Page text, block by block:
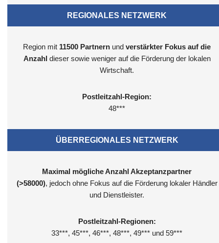
REGIONALES NETZWERK
Region mit 11500 Partnern und verstärkter Fokus auf die
Anzahl dieser sowie weniger auf die Förderung der lokalen
Wirtschaft.
Postleitzahl-Region:
48***
ÜBERREGIONALES NETZWERK
Maximal mögliche Anzahl Akzeptanzpartner
(>58000), jedoch ohne Fokus auf die Förderung lokaler Händler
und Dienstleister.
Postleitzahl-Regionen:
33***, 45***, 46***, 48***, 49*** und 59***